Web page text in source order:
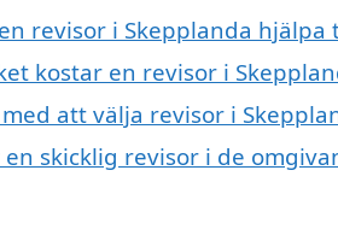
revisor i Skepplanda hjälpa
kostar en revisor i
att välja revisor i
en skicklig revisor i de